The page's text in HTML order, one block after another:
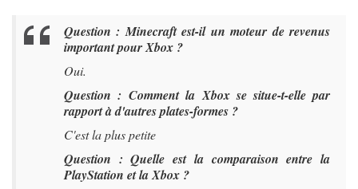
Question : Minecraft est-il un moteur de revenus
important pour Xbox ?
Oui.
Question : Comment la Xbox se situe-t-elle par
rapport à d'autres plates-formes ?
C'est la plus petite
Question : Quelle est la comparaison entre la
PlayStation et la Xbox ?